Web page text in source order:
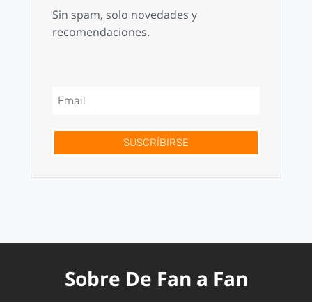
Sin spam, solo novedades y
recomendaciones.
SUSCRÍBIRSE
Sobre De Fan a Fan